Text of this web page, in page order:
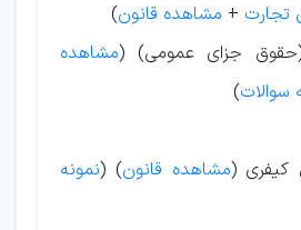
تجارت + مشاهده قانون)
جزای عمومی) (مشاهده
سوالات)
کیفری (مشاهده قانون) (نمونه